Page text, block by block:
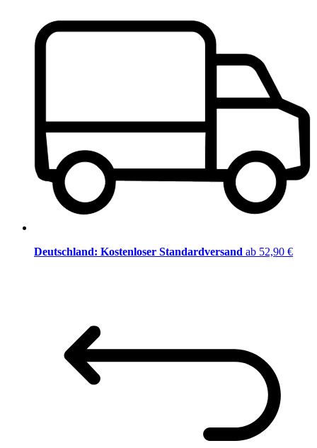
Deutschland: Kostenloser Standardversand ab 52,90 €